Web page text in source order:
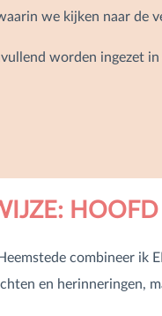
we kijken naar de
worden ingezet
combineer ik
en herinneringen,